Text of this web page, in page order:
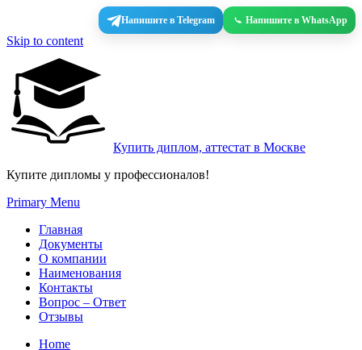
Напишите в Telegram Напишите в WhatsApp
Skip to content
Купить диплом, аттестат в Москве
Купите дипломы у профессионалов!
Primary Menu
Главная
Документы
О компании
Наименования
Контакты
Вопрос – Ответ
Отзывы
Home